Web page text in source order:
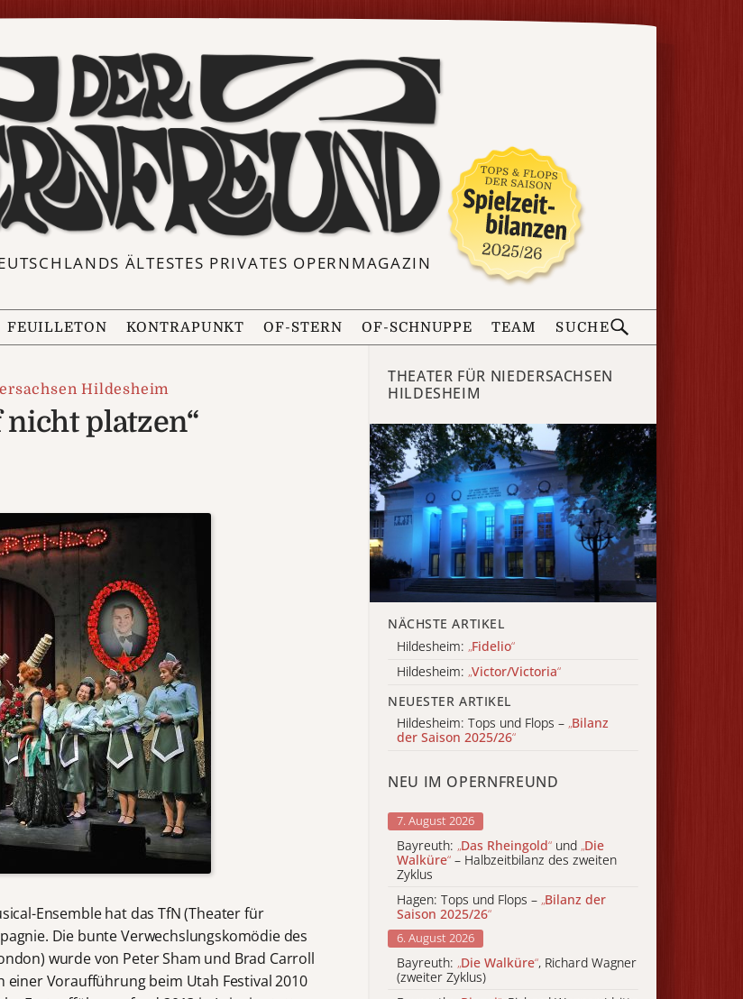
ÄLTESTES PRIVATES OPERNMAGAZIN
FEUILLETON KONTRAPUNKT OF-STERN OF-SCHNUPPE TEAM SUCHE
Hildesheim
platzen“
Ensemble hat das TfN (Theater für
Die bunte Verwechslungskomödie des
wurde von Peter Sham und Brad Carroll
Voraufführung beim Utah Festival 2010
THEATER FÜR NIEDERSACHSEN
HILDESHEIM
NÄCHSTE ARTIKEL
Hildesheim: „Fidelio“
Hildesheim: „Victor/Victoria“
NEUESTER ARTIKEL
Hildesheim: Tops und Flops – „Bilanz
der Saison 2025/26“
NEU IM OPERNFREUND
7. August 2026
Bayreuth: „Das Rheingold“ und „Die
Walküre“ – Halbzeitbilanz des zweiten
Zyklus
Hagen: Tops und Flops – „Bilanz der
Saison 2025/26“
6. August 2026
Bayreuth: „Die Walküre“, Richard Wagner
(zweiter Zyklus)